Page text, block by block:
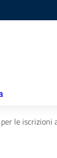
le iscrizioni